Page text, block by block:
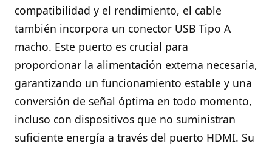
compatibilidad y el rendimiento, el cable
también incorpora un conector USB Tipo A
macho. Este puerto es crucial para
proporcionar la alimentación externa necesaria,
garantizando un funcionamiento estable y una
conversión de señal óptima en todo momento,
incluso con dispositivos que no suministran
suficiente energía a través del puerto HDMI. Su